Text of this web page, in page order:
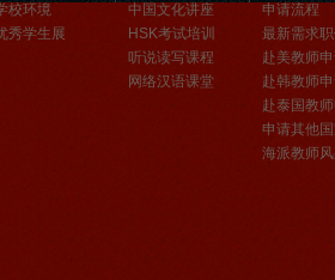
生
校环境
秀学生展
中国文化讲座
HSK考试培训
听说读写课程
网络汉语课堂
申请流程
最新需求
赴美教师
赴韩教师
赴泰国教
申请其他
海派教师